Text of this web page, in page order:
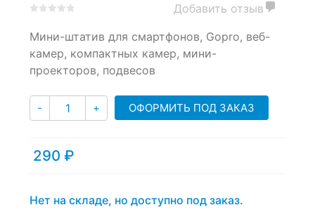
out
on
Добавить отзыв
Мини-штатив для смартфонов, Gopro, веб-
камер, компактных камер, мини-
проекторов, подвесов
- Количество
+ ОФОРМИТЬ ПОД ЗАКАЗ
290 ₽
Нет на складе, но доступно под заказ.